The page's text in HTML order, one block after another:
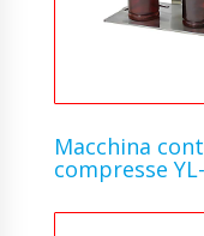
Macchina
compresse